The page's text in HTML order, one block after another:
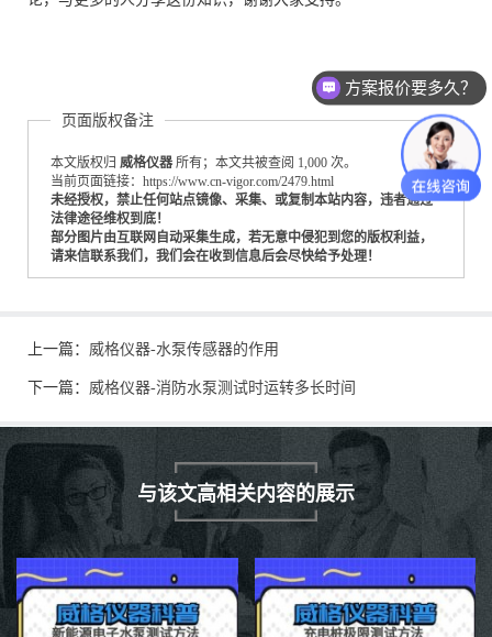
页面版权备注
本文版权归 威格仪器 所有；本文共被查阅 1,000 次。
当前页面链接：https://www.cn-vigor.com/2479.html
未经授权，禁止任何站点镜像、采集、或复制本站内容，违者通过
法律途径维权到底！
部分图片由互联网自动采集生成，若无意中侵犯到您的版权利益，
请来信联系我们，我们会在收到信息后会尽快给予处理！
上一篇： 威格仪器-水泵传感器的作用
下一篇： 威格仪器-消防水泵测试时运转多长时间
与该文高相关内容的展示
测试设备怎么收费的？